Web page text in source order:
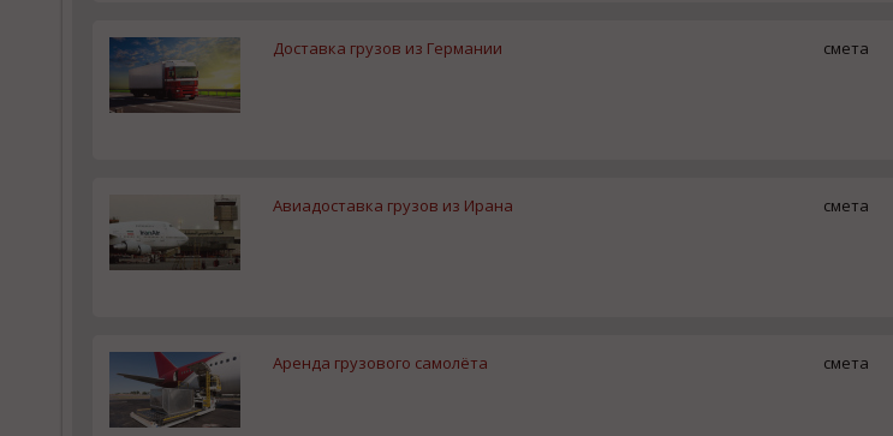
Доставка грузов из Германии смета
Авиадоставка грузов из Ирана смета
Аренда грузового самолёта смета